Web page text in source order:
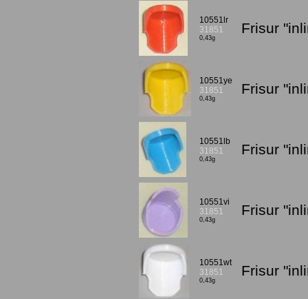
10551lr
31851
0,43g
Frisur
10551ye
31851
0,43g
Frisur
10551lb
31851
0,43g
Frisur
10551vi
31851
0,43g
Frisur
10551wt
31851
0,43g
Frisur